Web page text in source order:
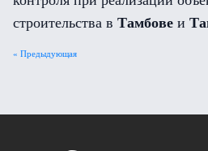
строительства в Тамбове и
« Предыдующая